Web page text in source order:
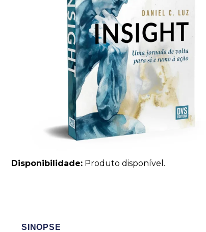
Disponibilidade: Produto disponível.
SINOPSE